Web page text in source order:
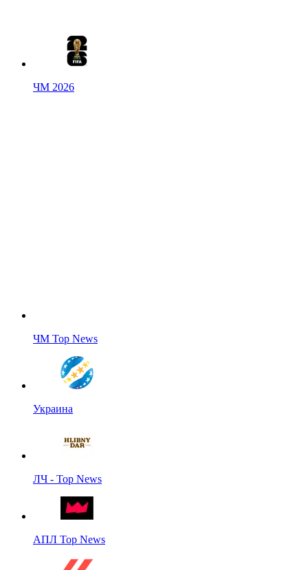
ЧМ 2026
ЧМ Top News
Украина
ЛЧ - Top News
АПЛ Top News